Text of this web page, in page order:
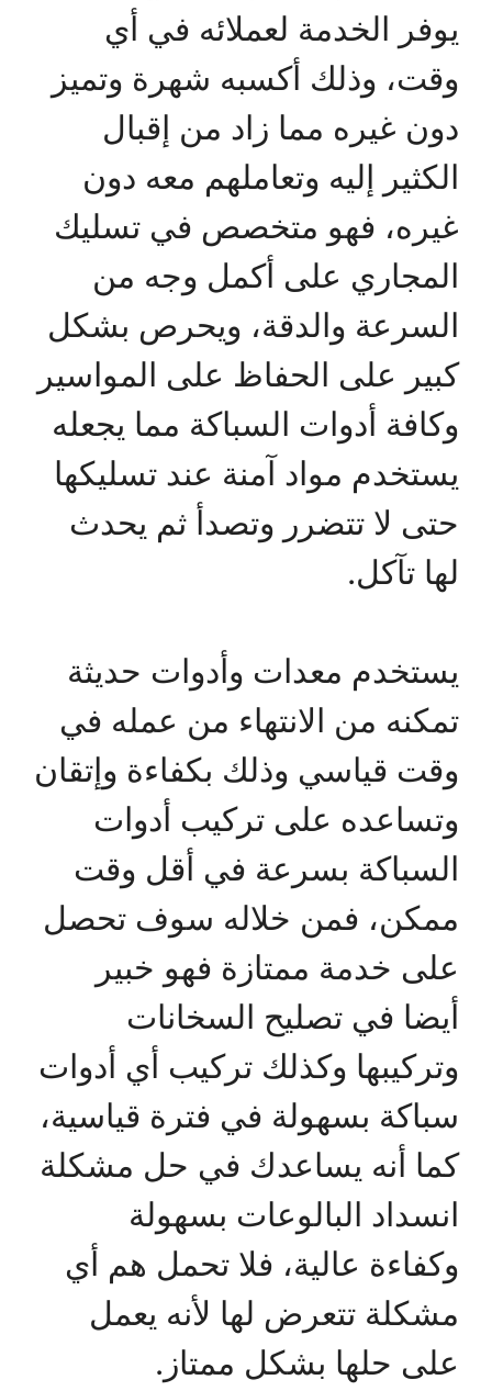
يوفر الخدمة لعملائه في أي
وقت، وذلك أكسبه شهرة وتميز
دون غيره مما زاد من إقبال
الكثير إليه وتعاملهم معه دون
غيره، فهو متخصص في تسليك
المجاري على أكمل وجه من
السرعة والدقة، ويحرص بشكل
كبير على الحفاظ على المواسير
وكافة أدوات السباكة مما يجعله
يستخدم مواد آمنة عند تسليكها
حتى لا تتضرر وتصدأ ثم يحدث
لها تآكل.
يستخدم معدات وأدوات حديثة
تمكنه من الانتهاء من عمله في
وقت قياسي وذلك بكفاءة وإتقان
وتساعده على تركيب أدوات
السباكة بسرعة في أقل وقت
ممكن، فمن خلاله سوف تحصل
على خدمة ممتازة فهو خبير
أيضا في تصليح السخانات
وتركيبها وكذلك تركيب أي أدوات
سباكة بسهولة في فترة قياسية،
كما أنه يساعدك في حل مشكلة
انسداد البالوعات بسهولة
وكفاءة عالية، فلا تحمل هم أي
مشكلة تتعرض لها لأنه يعمل
على حلها بشكل ممتاز.